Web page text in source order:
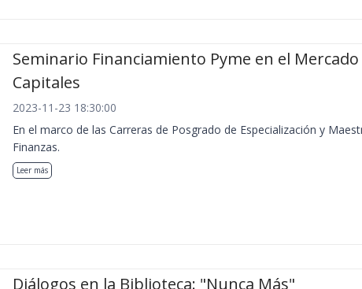
Seminario Financiamiento Pyme en el Mercado
Capitales
2023-11-23 18:30:00
En el marco de las Carreras de Posgrado de Especialización y
Finanzas.
Leer más
Diálogos en la Biblioteca: "Nunca Más"